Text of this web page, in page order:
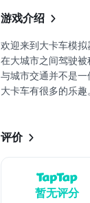
游戏介绍
欢迎来到大卡车模拟
在大城市之间驾驶
与城市交通并不是
大卡车有很多的乐
评价
暂无评分